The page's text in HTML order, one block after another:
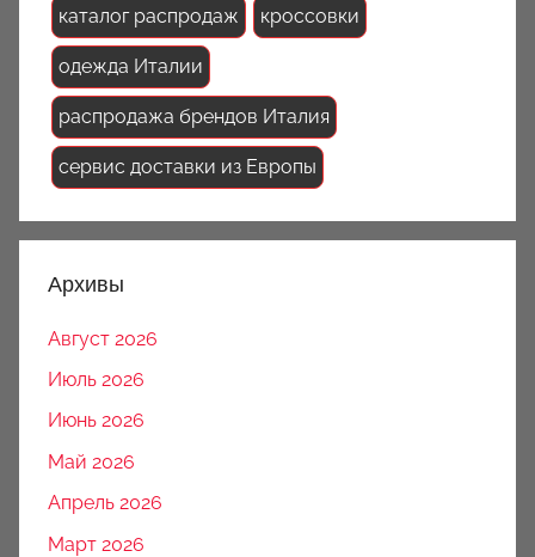
каталог распродаж кроссовки
одежда Италии
распродажа брендов Италия
сервис доставки из Европы
Архивы
Август 2026
Июль 2026
Июнь 2026
Май 2026
Апрель 2026
Март 2026